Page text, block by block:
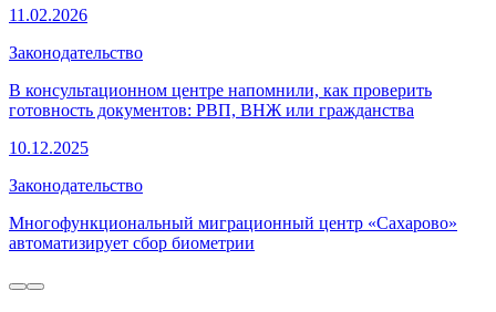
11.02.2026
Законодательство
В консультационном центре напомнили, как проверить
готовность документов: РВП, ВНЖ или гражданства
10.12.2025
Законодательство
Многофункциональный миграционный центр «Сахарово»
автоматизирует сбор биометрии